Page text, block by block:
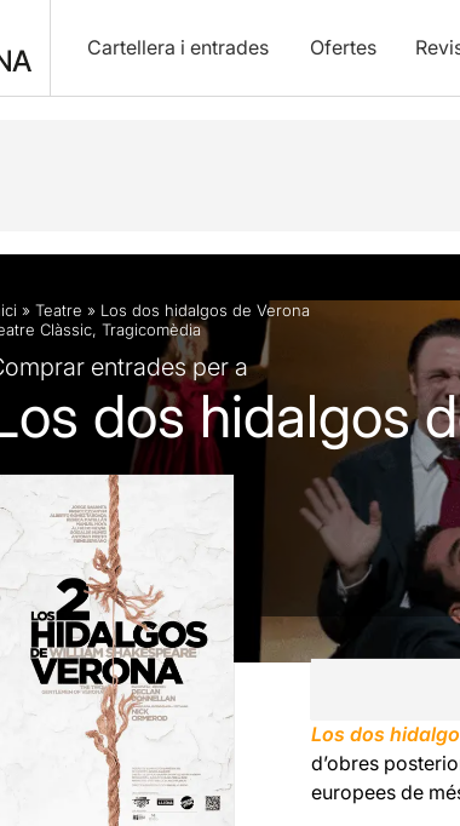
Cartellera i entrades Ofertes
Fitxa artística Fotos i vídeos Opinions
» Teatre » Los dos hidalgos de Verona
Clàssic, Tragicomèdia
entrades per a
dos hidalgos
Los dos
d’obres
europees de